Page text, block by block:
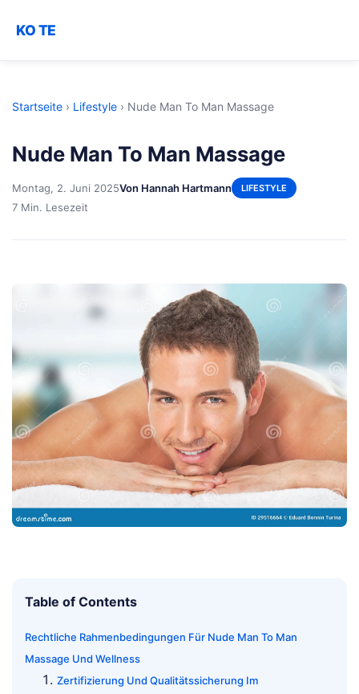
KO TE
Startseite › Lifestyle › Nude Man To Man Massage
Nude Man To Man Massage
Montag, 2. Juni 2025Von Hannah Hartmann LIFESTYLE
7 Min. Lesezeit
Table of Contents
Rechtliche Rahmenbedingungen Für Nude Man To Man
Massage Und Wellness
Zertifizierung Und Qualitätssicherung Im